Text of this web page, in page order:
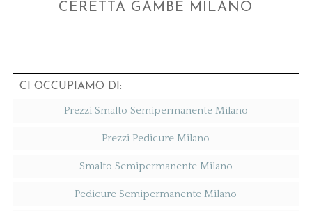
CERETTA GAMBE MILANO
CI OCCUPIAMO DI:
Prezzi Smalto Semipermanente Milano
Prezzi Pedicure Milano
Smalto Semipermanente Milano
Pedicure Semipermanente Milano